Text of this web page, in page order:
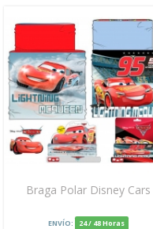
Braga Polar Disney Cars
ENVÍO: 24 / 48 Horas